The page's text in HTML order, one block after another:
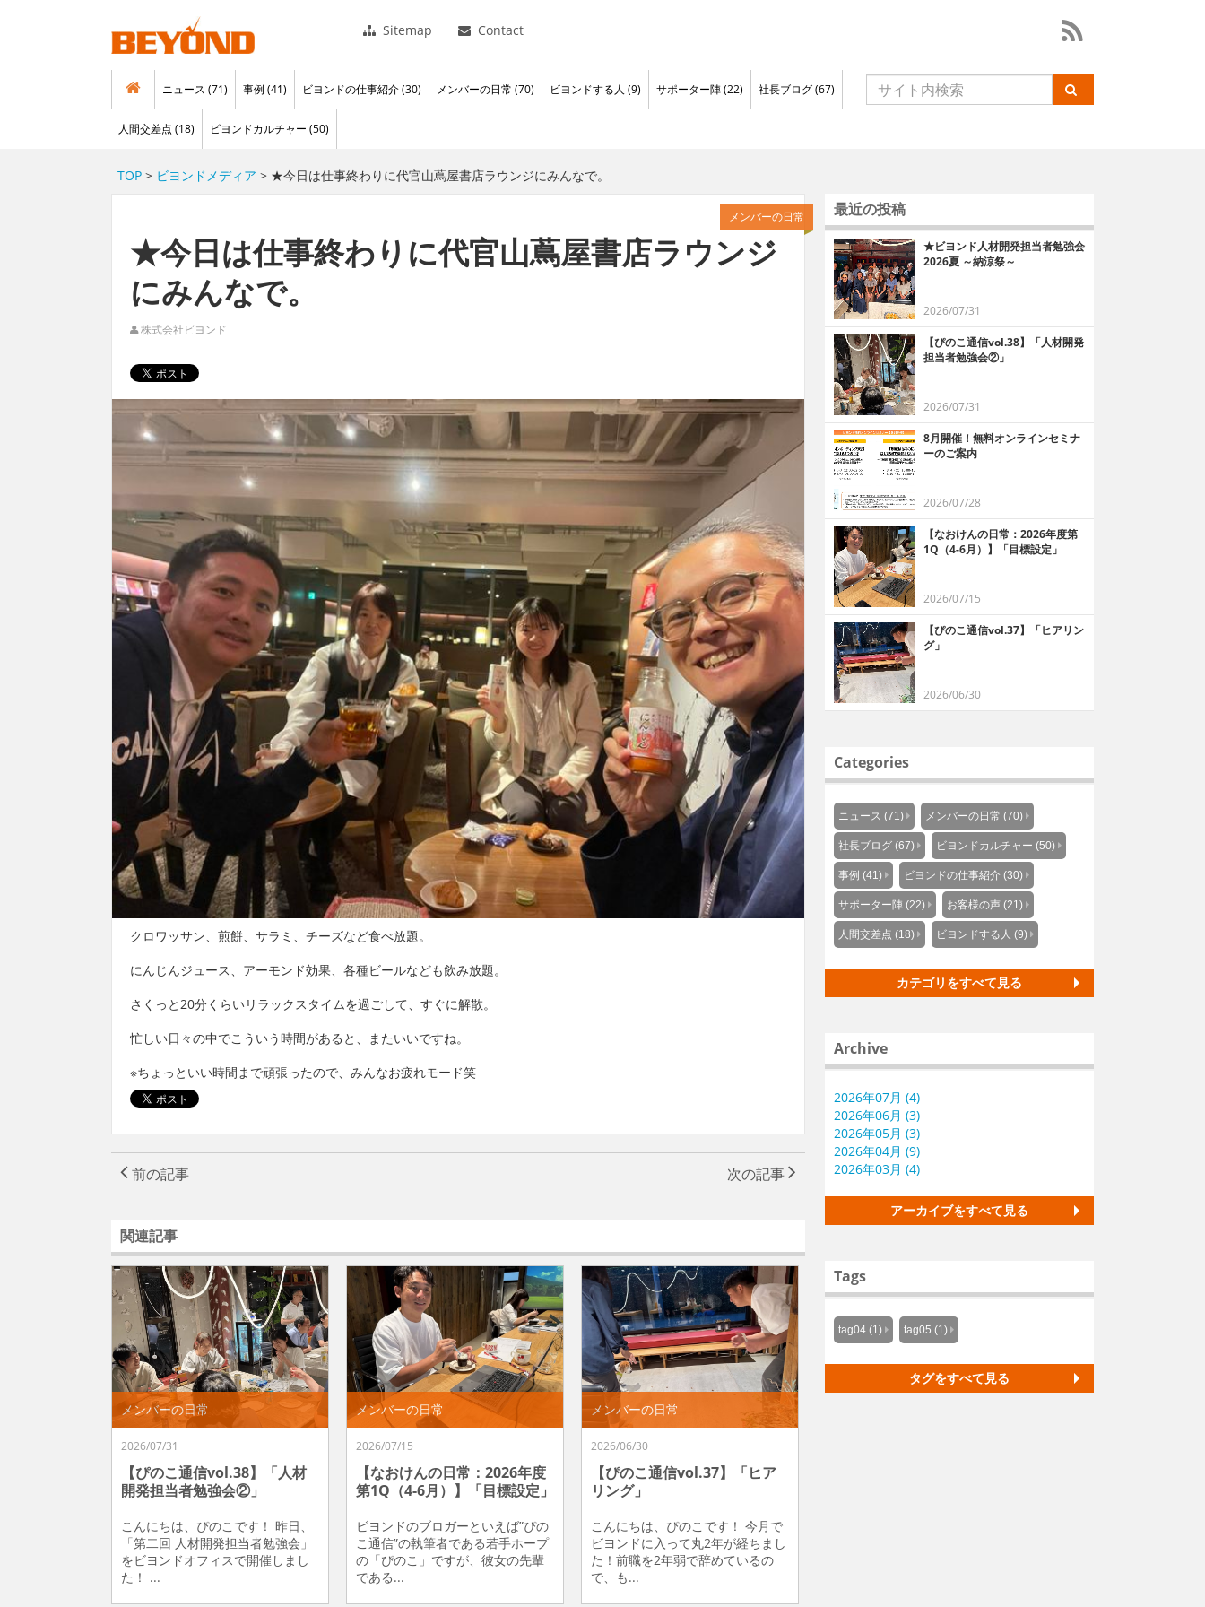
Sitemap Contact
ニュース (71) 事例 (41) ビヨンドの仕事紹介 (30) メンバーの日常 (70) ビヨンドする人 (9) サポーター陣 (22) 社長ブログ (67)
人間交差点 (18) ビヨンドカルチャー (50)
TOP > ビヨンドメディア > ★今日は仕事終わりに代官山蔦屋書店ラウンジにみんなで。
メンバーの日常
★今日は仕事終わりに代官山蔦屋書店ラウンジ
にみんなで。
株式会社ビヨンド
クロワッサン、煎餅、サラミ、チーズなど食べ放題。
にんじんジュース、アーモンド効果、各種ビールなども飲み放題。
さくっと20分くらいリラックスタイムを過ごして、すぐに解散。
忙しい日々の中でこういう時間があると、またいいですね。
※ちょっといい時間まで頑張ったので、みんなお疲れモード笑
前の記事 次の記事
関連記事
メンバーの日常
2026/07/31
【ぴのこ通信vol.38】「人材
開発担当者勉強会②」
こんにちは、ぴのこです！ 昨日、
「第二回 人材開発担当者勉強会」
をビヨンドオフィスで開催しまし
た！ ...
メンバーの日常
2026/07/15
【なおけんの日常：2026年度
第1Q（4-6月）】「目標設定」
ビヨンドのブロガーといえば”ぴの
こ通信”の執筆者である若手ホープ
の「ぴのこ」ですが、彼女の先輩
である...
メンバーの日常
2026/06/30
【ぴのこ通信vol.37】「ヒア
リング」
こんにちは、ぴのこです！ 今月で
ビヨンドに入って丸2年が経ちまし
た！前職を2年弱で辞めているの
で、も...
最近の投稿
★ビヨンド人材開発担当者勉強会
2026夏 ～納涼祭～
2026/07/31
【ぴのこ通信vol.38】「人材開発
担当者勉強会②」
2026/07/31
8月開催！無料オンラインセミナ
ーのご案内
2026/07/28
【なおけんの日常：2026年度第
1Q（4-6月）】「目標設定」
2026/07/15
【ぴのこ通信vol.37】「ヒアリン
グ」
2026/06/30
Categories
ニュース (71) メンバーの日常 (70)
社長ブログ (67) ビヨンドカルチャー (50)
事例 (41) ビヨンドの仕事紹介 (30)
サポーター陣 (22) お客様の声 (21)
人間交差点 (18) ビヨンドする人 (9)
カテゴリをすべて見る
Archive
2026年07月 (4)
2026年06月 (3)
2026年05月 (3)
2026年04月 (9)
2026年03月 (4)
アーカイブをすべて見る
Tags
tag04 (1) tag05 (1)
タグをすべて見る